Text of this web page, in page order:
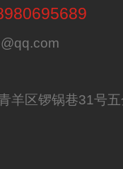
羊区锣锅巷31号